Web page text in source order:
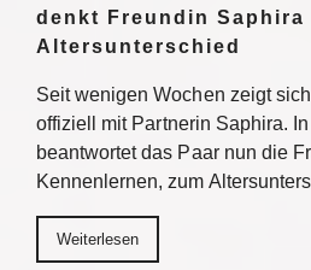
denkt Freundin Saphira
Altersunterschied
Seit wenigen Wochen zeigt
offiziell mit Partnerin Saphira.
beantwortet das Paar nun die
Kennenlernen, zum
Weiterlesen